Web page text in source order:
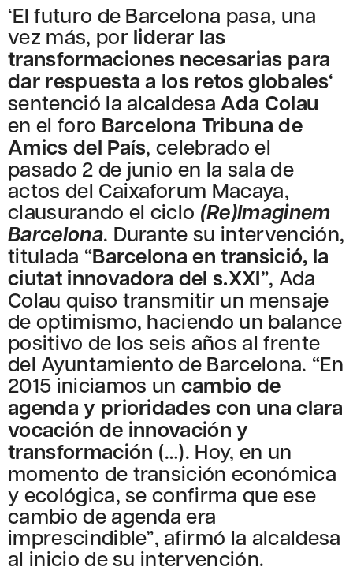
‘El futuro de Barcelona pasa, una
vez más, por liderar las
transformaciones necesarias para
dar respuesta a los retos globales‘
sentenció la alcaldesaAda Colau
en el foro Barcelona Tribuna de
Amics del País, celebrado el
pasado 2 de junio en la sala de
actos del Caixaforum Macaya,
clausurando el ciclo (Re)Imaginem
Barcelona. Durante su intervención,
titulada “Barcelona en transició, la
ciutat innovadora del s.XXI”, Ada
Colau quiso transmitir un mensaje
de optimismo, haciendo un balance
positivo de los seis años al frente
del Ayuntamiento de Barcelona. “En
2015 iniciamos un cambio de
agenda y prioridades con una clara
vocación de innovación y
transformación (…). Hoy, en un
momento de transición económica
y ecológica, se confirma que ese
cambio de agenda era
imprescindible”, afirmó la alcaldesa
al inicio de su intervención.